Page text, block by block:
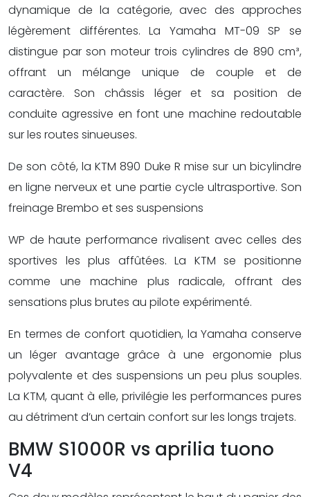
dynamique de la catégorie, avec des approches
légèrement différentes. La Yamaha MT-09 SP se
distingue par son moteur trois cylindres de 890 cm³,
offrant un mélange unique de couple et de
caractère. Son châssis léger et sa position de
conduite agressive en font une machine redoutable
sur les routes sinueuses.
De son côté, la KTM 890 Duke R mise sur un bicylindre
en ligne nerveux et une partie cycle ultrasportive. Son
freinage Brembo et ses suspensions
WP de haute performance rivalisent avec celles des
sportives les plus affûtées. La KTM se positionne
comme une machine plus radicale, offrant des
sensations plus brutes au pilote expérimenté.
En termes de confort quotidien, la Yamaha conserve
un léger avantage grâce à une ergonomie plus
polyvalente et des suspensions un peu plus souples.
La KTM, quant à elle, privilégie les performances pures
au détriment d’un certain confort sur les longs trajets.
BMW S1000R vs aprilia tuono
V4